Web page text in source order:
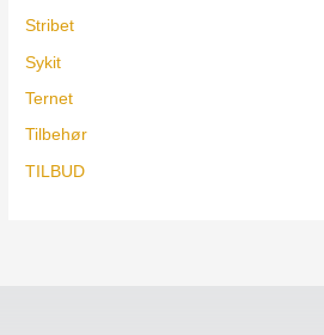
Stribet
Sykit
Ternet
Tilbehør
TILBUD